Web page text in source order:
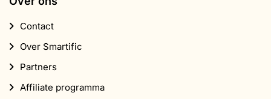
Contact
Over Smartific
Partners
Affiliate programma